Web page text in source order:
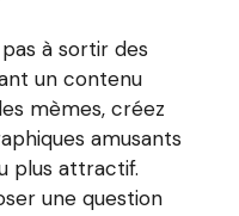
à sortir des
un contenu
mèmes, créez
amusants
plus attractif.
une question